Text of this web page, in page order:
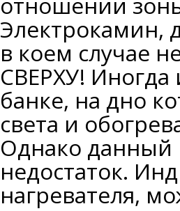
Электрокамин,
в коем случае
СВЕРХУ! Иногда
банке, на дно
света и
Однако данный
недостаток.
нагревателя,